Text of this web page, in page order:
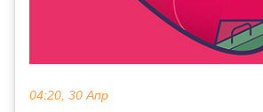
04:20, 30 Апр